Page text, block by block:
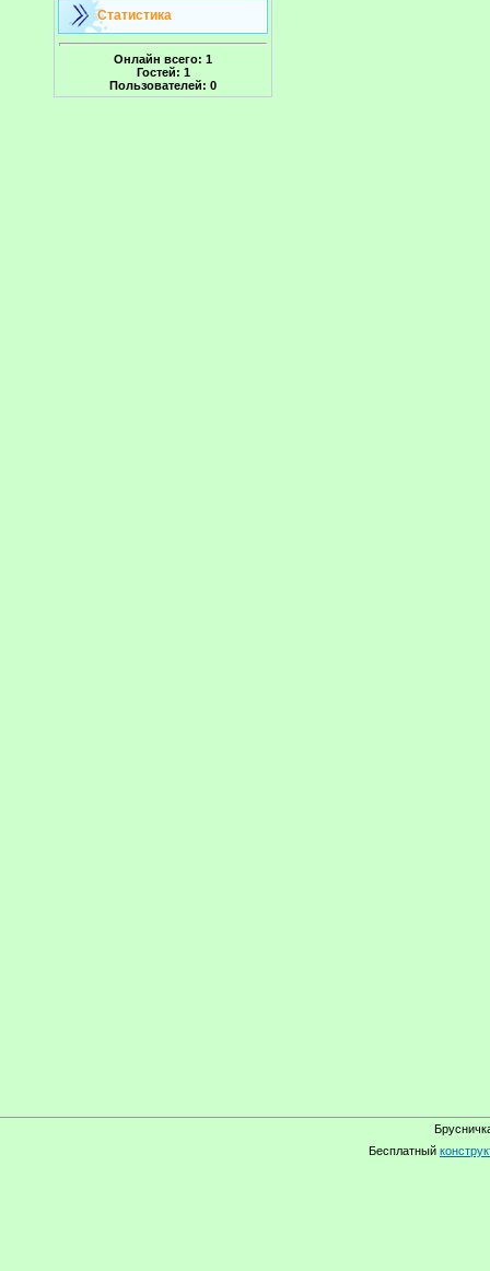
Статистика
Онлайн всего: 1
Гостей: 1
Пользователей: 0
Бесплатный